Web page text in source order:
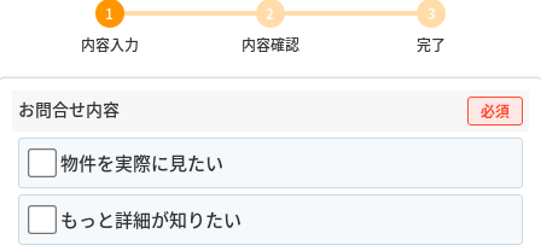
1
内容入力
2
内容確認
3
完了
お問合せ内容 必須
物件を実際に見たい
もっと詳細が知りたい